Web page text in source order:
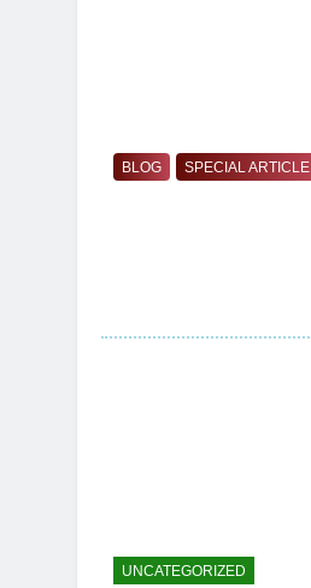
BLOG SPECIAL ARTICLE
UNCATEGORIZED